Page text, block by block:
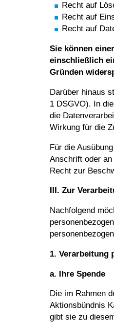
Recht auf
Recht auf
Recht auf
Sie können
einschließlich
Gründen
Darüber hinaus
1 DSGVO). In
die
Wirkung für die
Für die
Anschrift oder
Recht zur
III. Zur
Nachfolgend
1. Verarbeitung
a. Ihre Spende
Die im Rahmen
Aktionsbündnis
gibt sie zu